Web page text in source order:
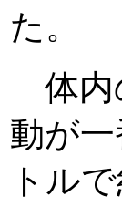
た。
体内
動が
トル